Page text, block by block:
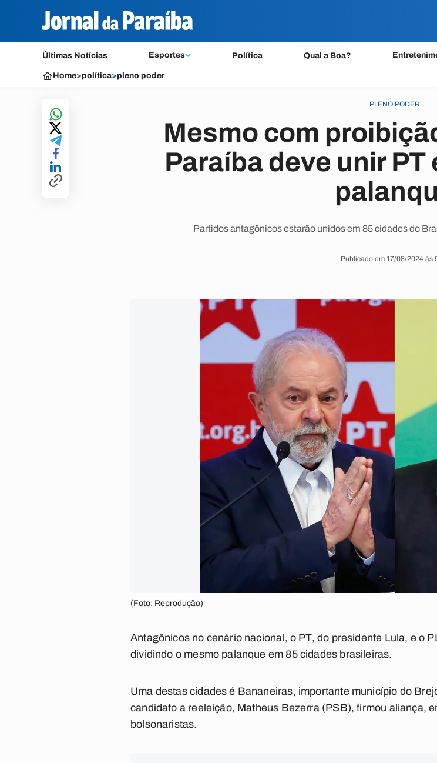
Últimas Notícias Esportes Política Qual a Boa?
Home>política>pleno poder
PLENO PODER
Mesmo com
Paraíba deve unir PT
Partidos antagônicos estarão unidos em 85 cidades do
Publicado em 17/08/2024 às
(Foto: Reprodução)
Antagônicos no cenário nacional, o PT, do presidente Lula, e o
dividindo o mesmo palanque em 85 cidades brasileiras.
Uma destas cidades é Bananeiras, importante município do
candidato a reeleição, Matheus Bezerra (PSB), firmou aliança,
bolsonaristas.